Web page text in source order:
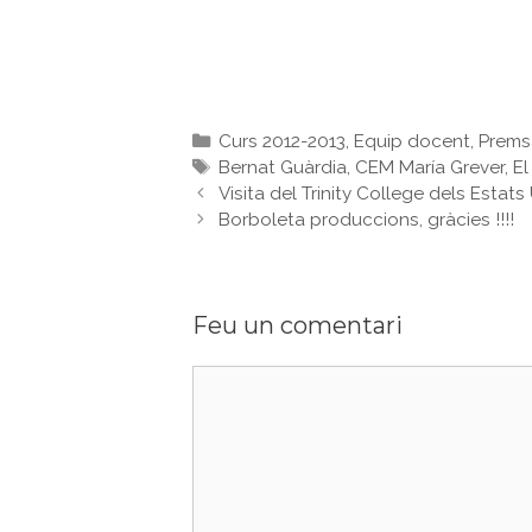
Categories
Curs 2012-2013, Equip docent,
Etiquetes
Bernat Guàrdia, CEM María Grever,
Visita del Trinity College dels Estats
Borboleta produccions, gràcies !!!!
Feu un comentari